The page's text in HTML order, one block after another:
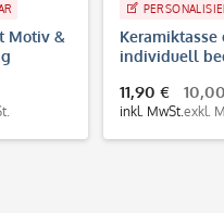
Motiv &
Keramiktasse
individuell
11,90 €
inkl. MwSt. exkl.